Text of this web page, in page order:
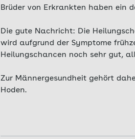
Brüder von Erkrankten haben ein
Die gute Nachricht: Die
wird aufgrund der Symptome
Heilungschancen noch sehr gut,
Zur Männergesundheit gehört
Hoden.